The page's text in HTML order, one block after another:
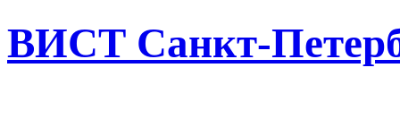
ВИСТ Санкт-